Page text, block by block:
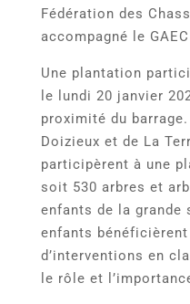
Fédération des
accompagné le
Une plantation
le lundi 20 janvier
proximité du
Doizieux et de La
participèrent à une
soit 530 arbres et
enfants de la grande
enfants
d’interventions en
le rôle et